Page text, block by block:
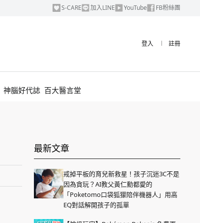
S-CARE 加入LINE YouTube FB粉絲團
登入 ︱ 註冊
神腦好代誌 百大醫言堂
最新文章
戒掉平板的育兒新救星！孩子沉迷3C不是
因為貪玩？AI教父黃仁勳都愛的
「Poketomo口袋狐獴陪伴機器人」用高
EQ對話解開孩子的孤單